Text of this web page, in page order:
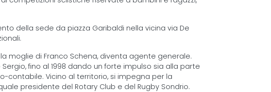
della sede da piazza Garibaldi nella vicina via De
moglie di Franco Schena, diventa agente generale.
fino al 1998 dando un forte impulso sia alla parte
Vicino al territorio, si impegna per la
presidente del Rotary Club e del Rugby Sondrio.